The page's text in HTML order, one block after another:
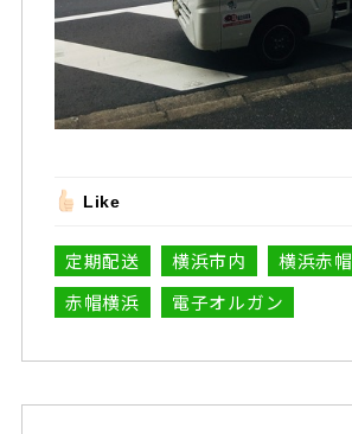
Like
定期配送 横浜市内
横浜赤帽
赤帽横浜
電子オルガン